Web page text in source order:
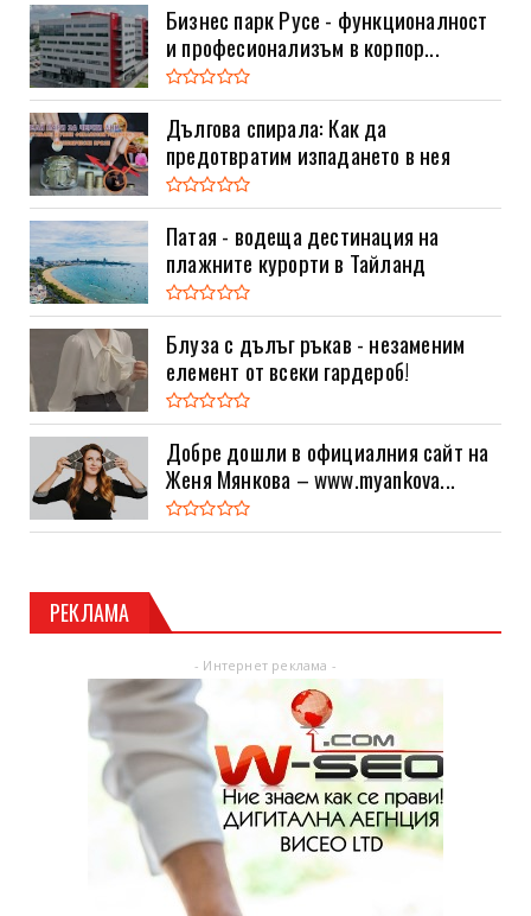
Бизнес парк Русе - функционалност
и професионализъм в корпор...
Дългова спирала: Как да
предотвратим изпадането в нея
Патая - водеща дестинация на
плажните курорти в Тайланд
Блуза с дълъг ръкав - незаменим
елемент от всеки гардероб!
Добре дошли в официалния сайт на
Женя Мянкова – www.myankova...
РЕКЛАМА
- Интернет реклама -